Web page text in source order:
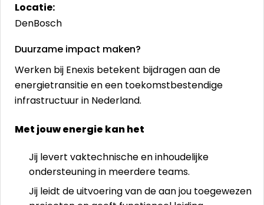
Locatie:
DenBosch
Duurzame impact maken?
Werken bij Enexis betekent bijdragen aan de
energietransitie en een toekomstbestendige
infrastructuur in Nederland.
Met jouw energie kan het
Jij levert vaktechnische en inhoudelijke
ondersteuning in meerdere teams.
Jij leidt de uitvoering van de aan jou toegewezen